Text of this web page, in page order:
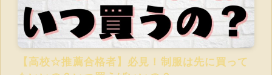
【高校☆推薦合格者】必見！制服は先に買って